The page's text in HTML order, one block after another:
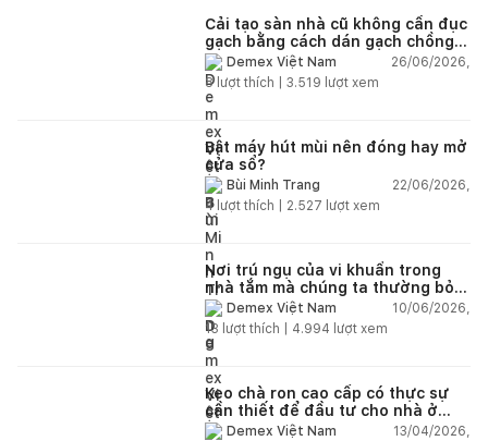
Cải tạo sàn nhà cũ không cần đục
gạch bằng cách dán gạch chồng
gạch có được không?
Demex Việt Nam
26/06/2026,
8lượt thích | 3.519 lượt xem
Bật máy hút mùi nên đóng hay mở
cửa sổ?
Bùi Minh Trang
22/06/2026,
4lượt thích | 2.527 lượt xem
Nơi trú ngụ của vi khuẩn trong
nhà tắm mà chúng ta thường bỏ
quaDemex Việt Nam
10/06/2026,
13 lượt thích | 4.994 lượt xem
Keo chà ron cao cấp có thực sự
cần thiết để đầu tư cho nhà ở
dân dụng?
Demex Việt Nam
13/04/2026,